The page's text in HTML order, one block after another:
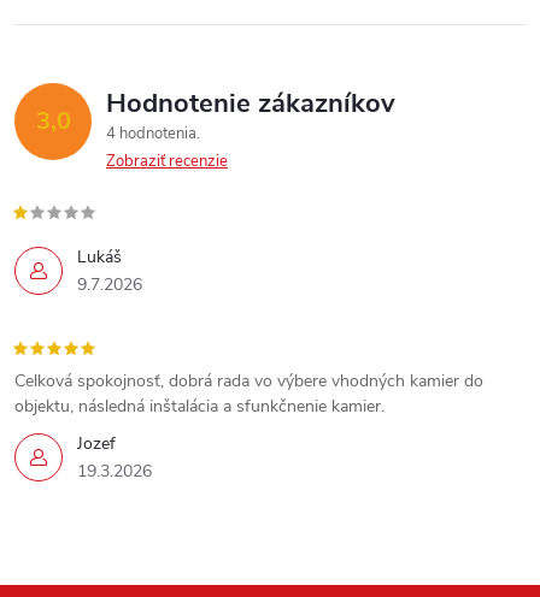
3,0 Hodnotenie zákazníkov
4 hodnotenia
Zobraziť recenzie
Lukáš
9.7.2026
Jozef
19.3.2026
Celková spokojnosť, dobrá rada vo výbere vhodných kamier do
objektu, následná inštalácia a sfunkčnenie kamier.